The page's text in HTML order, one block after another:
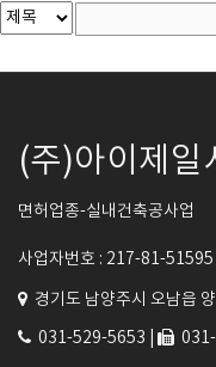
(주)아이제일
면허업종-실내건축공사업
사업자번호 : 217-81-51595 |
경기도 남양주시 오남읍
031-529-5653 |